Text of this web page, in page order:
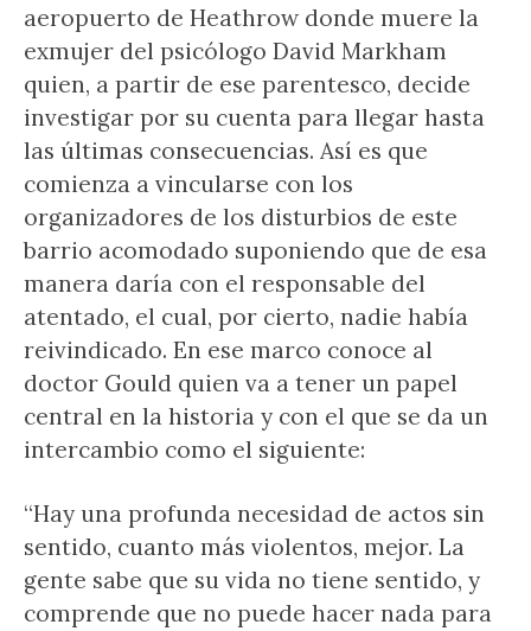
aeropuerto de Heathrow donde muere la
exmujer del psicólogo David Markham
quien, a partir de ese parentesco, decide
investigar por su cuenta para llegar hasta
las últimas consecuencias. Así es que
comienza a vincularse con los
organizadores de los disturbios de este
barrio acomodado suponiendo que de esa
manera daría con el responsable del
atentado, el cual, por cierto, nadie había
reivindicado. En ese marco conoce al
doctor Gould quien va a tener un papel
central en la historia y con el que se da un
intercambio como el siguiente:
“Hay una profunda necesidad de actos sin
sentido, cuanto más violentos, mejor. La
gente sabe que su vida no tiene sentido, y
comprende que no puede hacer nada para